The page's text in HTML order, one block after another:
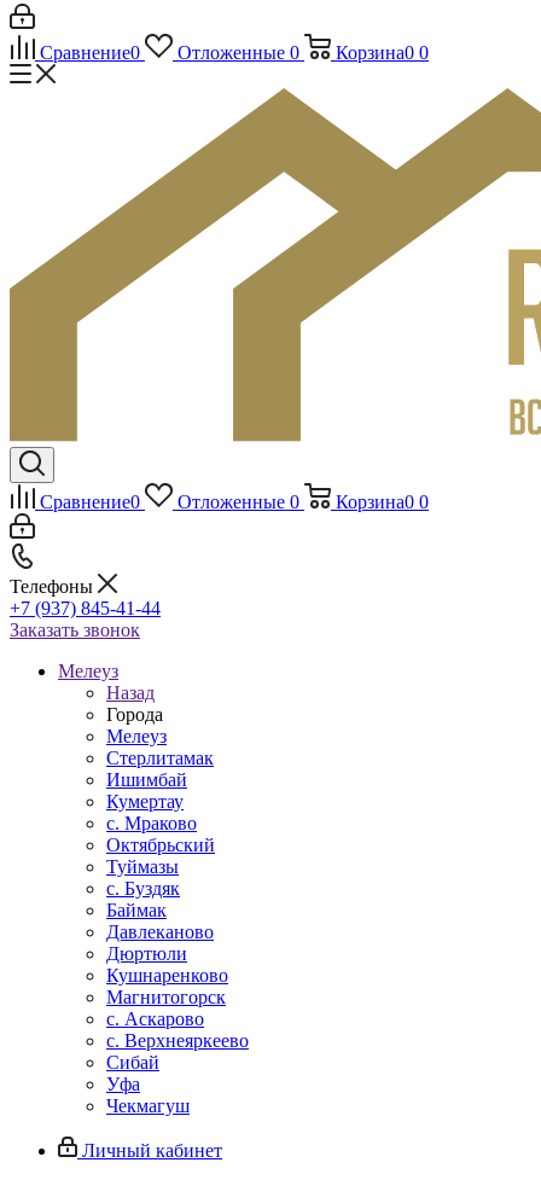
Сравнение0 Отложенные 0 Корзина0 0
Сравнение0 Отложенные 0 Корзина0 0
Телефоны
+7 (937) 845-41-44
Заказать звонок
Мелеуз
Назад
Города
Мелеуз
Стерлитамак
Ишимбай
Кумертау
c. Мраково
Октябрьский
Туймазы
c. Буздяк
Баймак
Давлеканово
Дюртюли
Кушнаренково
Магнитогорск
с. Аскарово
с. Верхнеяркеево
Сибай
Уфа
Чекмагуш
Личный кабинет